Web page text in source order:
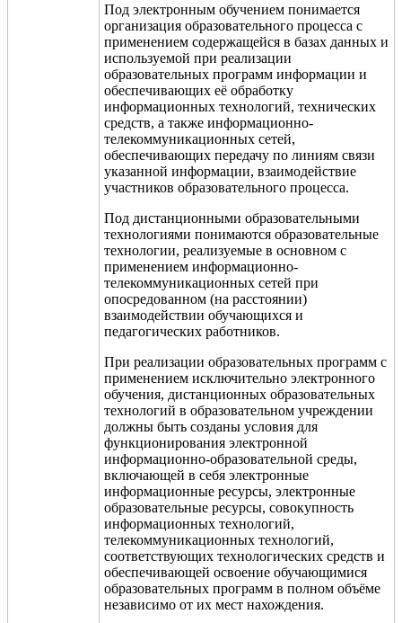
Под электронным обучением понимается
организация образовательного процесса с
применением содержащейся в базах данных и
используемой при реализации
образовательных программ информации и
обеспечивающих её обработку
информационных технологий, технических
средств, а также информационно­-
телекоммуникационных сетей,
обеспечивающих передачу по линиям связи
указанной информации, взаимодействие
участников образовательного процесса.
Под дистанционными образовательными
технологиями понимаются образовательные
технологии, реализуемые в основном с
применением информационно-
телекоммуникационных сетей при
опосредованном (на расстоянии)
взаимодействии обучающихся и
педагогических работников.
При реализации образовательных программ с
применением исключительно электронного
обучения, дистанционных образовательных
технологий в образовательном учреждении
должны быть созданы условия для
функционирования электронной
информационно-образовательной среды,
включающей в себя электронные
информационные ресурсы, электронные
образовательные ресурсы, совокупность
информационных технологий,
телекоммуникационных технологий,
соответствующих технологических средств и
обеспечивающей освоение обучающимися
образовательных программ в полном объёме
независимо от их мест нахождения.